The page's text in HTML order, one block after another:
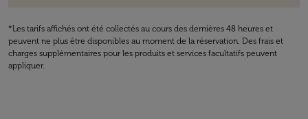
*Les tarifs affichés ont été collectés au cours des dernières 48 heures et
peuvent ne plus être disponibles au moment de la réservation. Des frais et
charges supplémentaires pour les produits et services facultatifs peuvent
appliquer.